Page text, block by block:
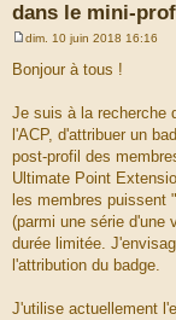
dans le mini-
s
g
e
dim. 10 juin 2018 16:16
Bonjour à tous !
Je suis à la recherche
l'ACP, d'attribuer un
post-profil des
Ultimate Point
les membres puissent
(parmi une série d'une
durée limitée.
l'attribution du badge.
J'utilise actuellement